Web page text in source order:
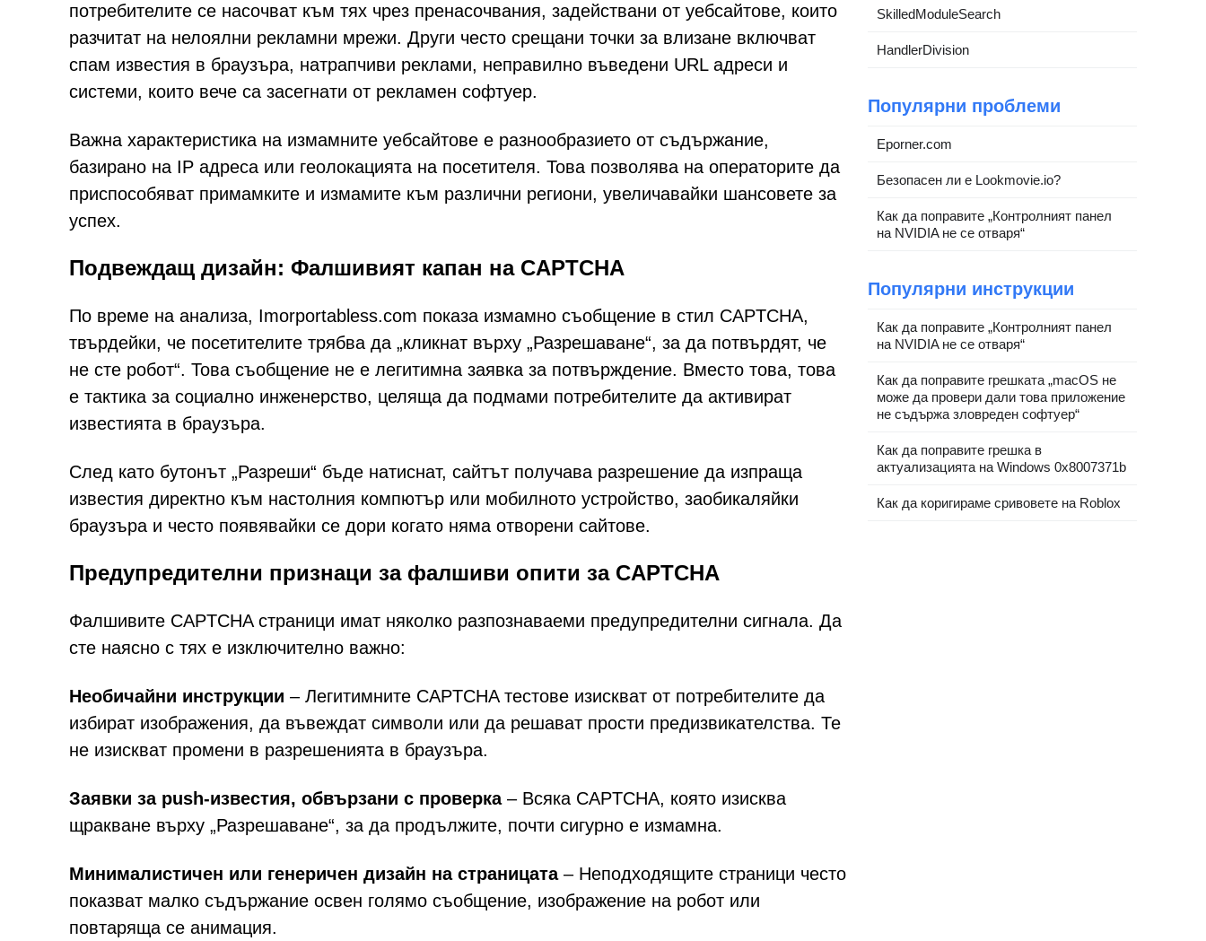
потребителите се насочват към тях чрез пренасочвания, задействани от уебсайтове, които
разчитат на нелоялни рекламни мрежи. Други често срещани точки за влизане включват
спам известия в браузъра, натрапчиви реклами, неправилно въведени URL адреси и
системи, които вече са засегнати от рекламен софтуер.
Важна характеристика на измамните уебсайтове е разнообразието от съдържание,
базирано на IP адреса или геолокацията на посетителя. Това позволява на операторите да
приспособяват примамките и измамите към различни региони, увеличавайки шансовете за
успех.
Подвеждащ дизайн: Фалшивият капан на CAPTCHA
По време на анализа, Imorportabless.com показа измамно съобщение в стил CAPTCHA,
твърдейки, че посетителите трябва да „кликнат върху „Разрешаване“, за да потвърдят, че
не сте робот“. Това съобщение не е легитимна заявка за потвърждение. Вместо това, това
е тактика за социално инженерство, целяща да подмами потребителите да активират
известията в браузъра.
След като бутонът „Разреши“ бъде натиснат, сайтът получава разрешение да изпраща
известия директно към настолния компютър или мобилното устройство, заобикаляйки
браузъра и често появявайки се дори когато няма отворени сайтове.
Предупредителни признаци за фалшиви опити за CAPTCHA
Фалшивите CAPTCHA страници имат няколко разпознаваеми предупредителни сигнала. Да
сте наясно с тях е изключително важно:
Необичайни инструкции – Легитимните CAPTCHA тестове изискват от потребителите да
избират изображения, да въвеждат символи или да решават прости предизвикателства. Те
не изискват промени в разрешенията в браузъра.
Заявки за push-известия, обвързани с проверка– Всяка CAPTCHA, която изисква
щракване върху „Разрешаване“, за да продължите, почти сигурно е измамна.
Минималистичен или генеричен дизайн на страницата– Неподходящите страници често
показват малко съдържание освен голямо съобщение, изображение на робот или
повтаряща се анимация.
SkilledModuleSearch
HandlerDivision
Популярни проблеми
Eporner.com
Безопасен ли е Lookmovie.io?
Как да поправите „Контролният панел
на NVIDIA не се отваря“
Популярни инструкции
Как да поправите „Контролният панел
на NVIDIA не се отваря“
Как да поправите грешката „macOS не
може да провери дали това приложение
не съдържа зловреден софтуер“
Как да поправите грешка в
актуализацията на Windows 0x8007371b
Как да коригираме сривовете на Roblox